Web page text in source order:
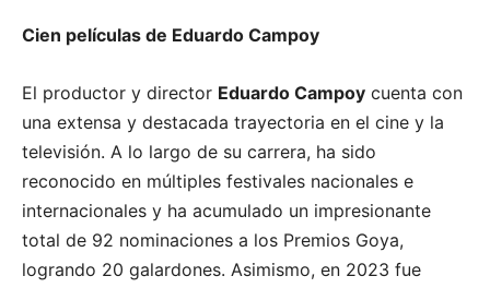
Cien películas de Eduardo Campoy
El productor y director Eduardo Campoy cuenta con
una extensa y destacada trayectoria en el cine y la
televisión. A lo largo de su carrera, ha sido
reconocido en múltiples festivales nacionales e
internacionales y ha acumulado un impresionante
total de 92 nominaciones a los Premios Goya,
logrando 20 galardones. Asimismo, en 2023 fue